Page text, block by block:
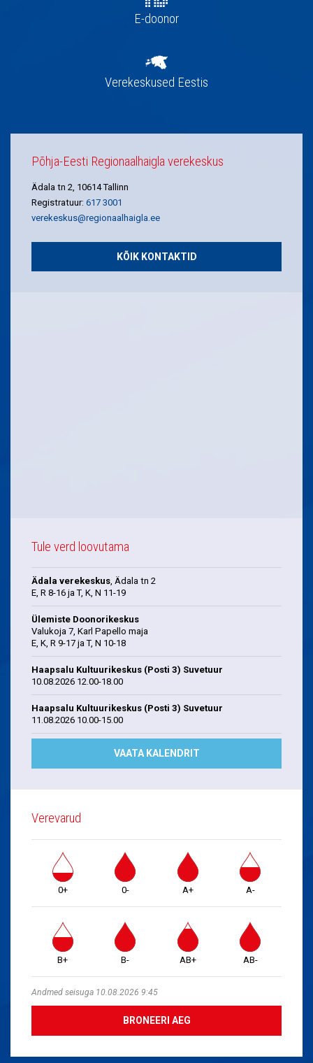
E-doonor
Verekeskused Eestis
Põhja-Eesti Regionaalhaigla verekeskus
Ädala tn 2, 10614 Tallinn
Registratuur: 617 3001
verekeskus@regionaalhaigla.ee
KÕIK KONTAKTID
Tule verd loovutama
Ädala verekeskus, Ädala tn 2
E, R 8-16 ja T, K, N 11-19
Ülemiste Doonorikeskus
Valukoja 7, Karl Papello maja
E, K, R 9-17 ja T, N 10-18
Haapsalu Kultuurikeskus (Posti 3) Suvetuur
10.08.2026 12.00-18.00
Haapsalu Kultuurikeskus (Posti 3) Suvetuur
11.08.2026 10.00-15.00
VAATA KALENDRIT
Verevarud
0+ 0- A+ A-
B+ B- AB+ AB-
Andmed seisuga 10.08.2026 9:45
BRONEERI AEG